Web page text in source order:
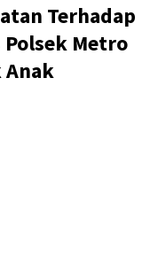
Terhadap
Metro
Anak